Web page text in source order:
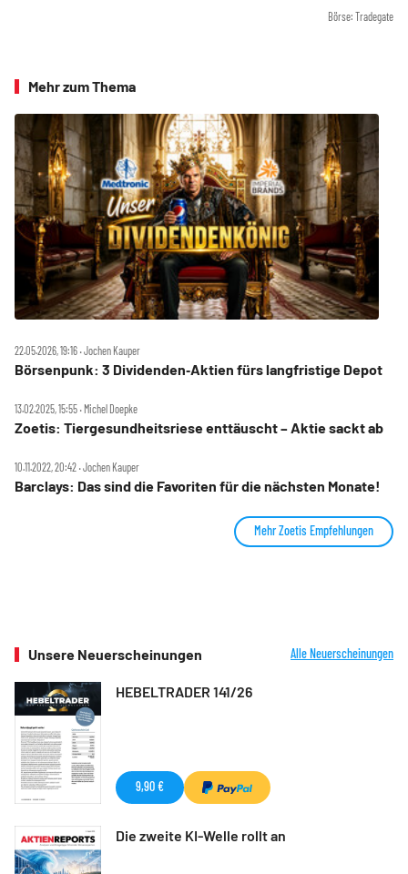
Börse: Tradegate
Mehr zum Thema
22.05.2026, 19:16 ‧ Jochen Kauper
Börsenpunk: 3 Dividenden‑Aktien fürs langfristige Depot
13.02.2025, 15:55 ‧ Michel Doepke
Zoetis: Tiergesundheitsriese enttäuscht – Aktie sackt ab
10.11.2022, 20:42 ‧ Jochen Kauper
Barclays: Das sind die Favoriten für die nächsten Monate!
Mehr Zoetis Empfehlungen
Unsere Neuerscheinungen Alle Neuerscheinungen
HEBELTRADER 141/26
9,90 €
Die zweite KI-Welle rollt an